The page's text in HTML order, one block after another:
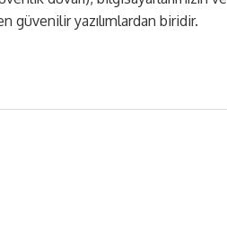
güvenilir yazılımlardan biridir.